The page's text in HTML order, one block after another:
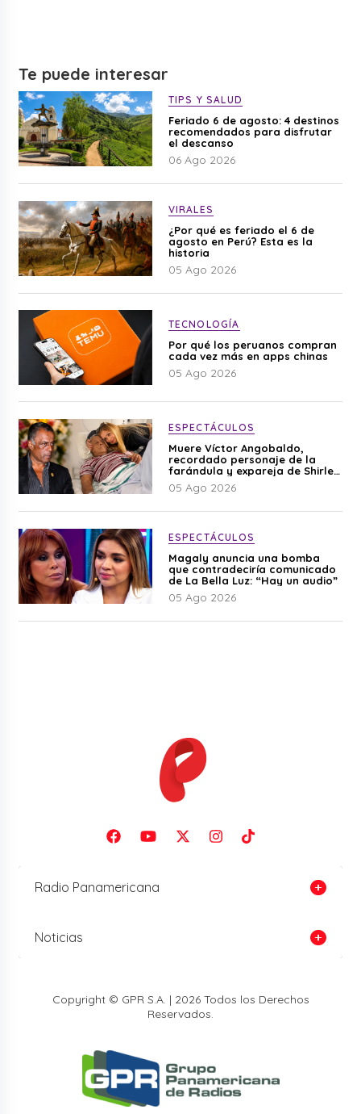
Te puede interesar
TIPS Y SALUD
Feriado 6 de agosto: 4 destinos
recomendados para disfrutar
el descanso
06 Ago 2026
VIRALES
¿Por qué es feriado el 6 de
agosto en Perú? Esta es la
historia
05 Ago 2026
TECNOLOGÍA
Por qué los peruanos compran
cada vez más en apps chinas
05 Ago 2026
ESPECTÁCULOS
Muere Víctor Angobaldo,
recordado personaje de la
farándula y expareja de Shirley
Cherres
05 Ago 2026
ESPECTÁCULOS
Magaly anuncia una bomba
que contradeciría comunicado
de La Bella Luz: “Hay un audio”
05 Ago 2026
Radio Panamericana
Noticias
Copyright © GPR S.A. | 2026 Todos los Derechos
Reservados.